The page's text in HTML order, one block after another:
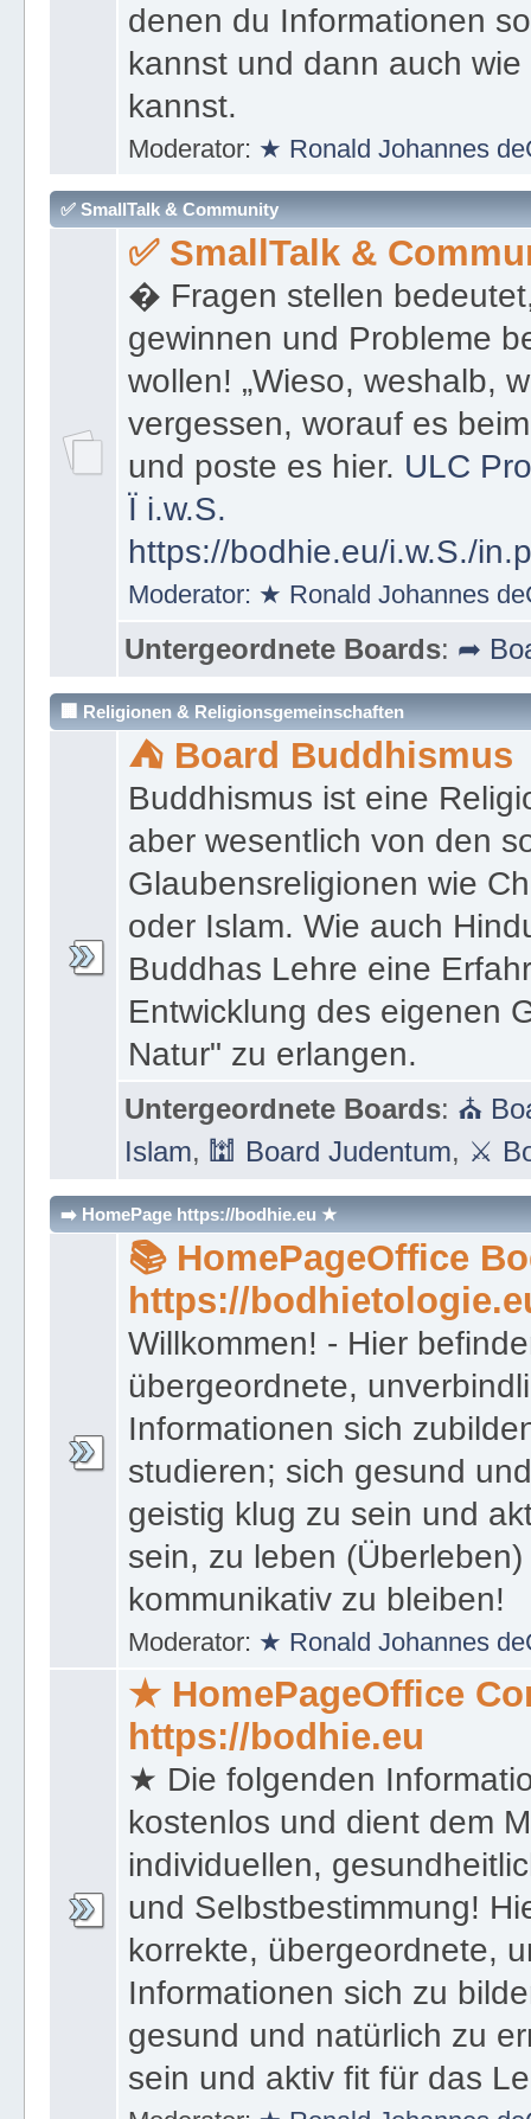
denen du Informationen
kannst und dann auch
kannst.
Moderator: ★ Ronald Johannes
✅ SmallTalk & Community
✅ SmallTalk &
� Fragen stellen
gewinnen und Probleme
wollen! „Wieso, weshalb,
vergessen, worauf es
und poste es hier. ULC
Ï i.w.S.
https://bodhie.eu/i.w.S./
Moderator: ★ Ronald Johannes
Untergeordnete Boards: ➦
🏢 Religionen & Religionsgemeinschaften
⛺ Board Buddhismus
Buddhismus ist eine
aber wesentlich von den
Glaubensreligionen wie
oder Islam. Wie auch
Buddhas Lehre eine
Entwicklung des eigenen
Natur" zu erlangen.
Untergeordnete Boards: ⛪
Islam, 🕍 Board Judentum, ⚔
➡️ HomePage https://bodhie.eu ★
📚 HomePageOffice
https://
Willkommen! - Hier
übergeordnete,
Informationen sich
studieren; sich gesund
geistig klug zu sein und
sein, zu leben
kommunikativ zu bleiben!
Moderator: ★ Ronald Johannes
★ HomePageOffice
https://bodhie.eu
★ Die folgenden
kostenlos und dient dem
individuellen,
und Selbstbestimmung!
korrekte, übergeordnete,
Informationen sich zu
gesund und natürlich zu
sein und aktiv fit für das